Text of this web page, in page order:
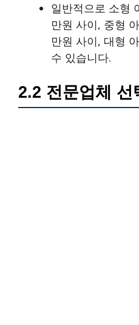
일반적으로 소형
만원 사이, 중형
만원 사이, 대형
수 있습니다.
2.2 전문업체 선